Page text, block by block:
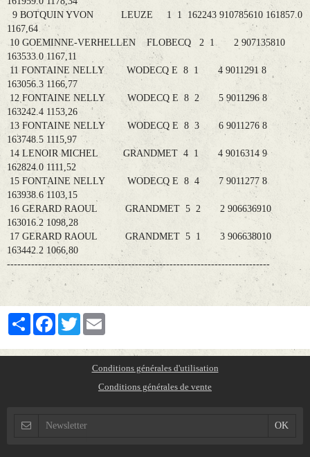
9 BOTQUIN YVON LEUZE 1 1 162243 910785610 161857.0
1167,64
10 GOEMINNE-VERHELLEN FLOBECQ 2 1 2 907135810
163533.0 1167,11
11 FONTAINE NELLY WODECQ E 8 1 4 9011291 8
163056.3 1166,77
12 FONTAINE NELLY WODECQ E 8 2 5 9011296 8
163242.4 1153,26
13 FONTAINE NELLY WODECQ E 8 3 6 9011276 8
163748.5 1115,97
14 LENOIR MICHEL GRANDMET 4 1 4 9016314 9
162824.0 1111,52
15 FONTAINE NELLY WODECQ E 8 4 7 9011277 8
163938.6 1103,15
16 GERARD RAOUL GRANDMET 5 2 2 906636910
163016.2 1098,28
17 GERARD RAOUL GRANDMET 5 1 3 906638010
163442.2 1066,80
----------------------------------------------------------------------------
PartagerFacebookTwitter
Conditions générales d'utilisation
Conditions générales de vente